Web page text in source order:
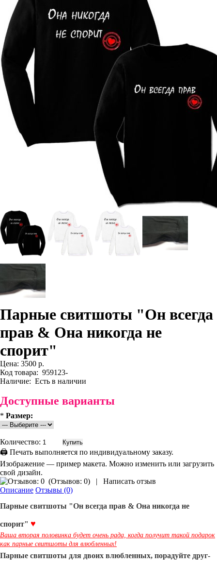
Парные свитшоты "Он всегда
прав & Она никогда не
спорит"
Цена: 3500 р.
Код товара: 959123-
Наличие: Есть в наличии
Доступные варианты
* Размер:
Количество:
🖨 Печать выполняется по индивидуальному заказу.
Изображение — пример макета. Можно изменить или загрузить
свой дизайн.
(Отзывов: 0) |
Написать отзыв
Описание Отзывы (0)
Парные свитшоты "Он всегда прав & Она никогда не
спорит" ♥
Ваша вторая половинка будет очень рада, когда получит такой подарок
как парные свитшоты для влюбленных!
Парные свитшоты для двоих влюбленных, порадуйте друг-